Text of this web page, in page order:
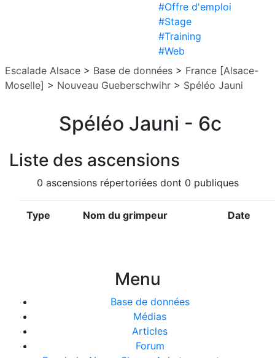
#Offre d'emploi
#Stage
#Training
#Web
Escalade Alsace > Base de données > France [Alsace-
Moselle] > Nouveau Gueberschwihr > Spéléo Jauni
Spéléo Jauni - 6c
Liste des ascensions
0 ascensions répertoriées dont 0 publiques
Type Nom du grimpeur Date
Menu
Base de données
Médias
Articles
Forum